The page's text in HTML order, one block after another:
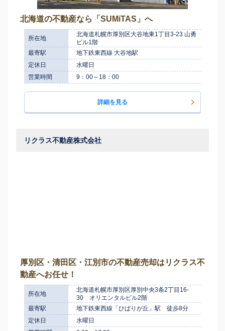
北海道の不動産なら「SUMiTAS」へ
所在地
北海道札幌市厚別区大谷地東1丁目3-23 山勇
ビル1階
最寄駅
地下鉄東西線 大谷地駅
定休日
水曜日
営業時間
9：00～18：00
詳細を見る
リクラス不動産株式会社
厚別区・清田区・江別市の不動産売却はリクラス不
動産へお任せ！
所在地
北海道札幌市厚別区厚別中央3条2丁目16-
30 オリエンタルビル2階
最寄駅
地下鉄東西線「ひばりが丘」駅 徒歩8分
定休日
水曜日